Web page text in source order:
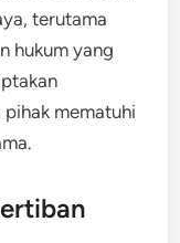
terutama
hukum yang
mematuhi